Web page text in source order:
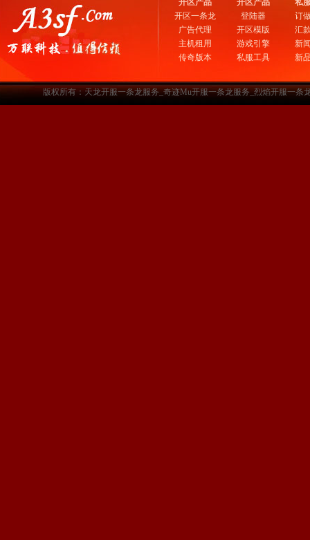
开区产品
开区一条龙
广告代理
主机租用
传奇版本
开区产品
登陆器
开区模版
游戏引擎
私服工具
私
订
汇
新
新
版权所有：天龙开服一条龙服务_奇迹Mu开服一条龙服务_烈焰开服一条